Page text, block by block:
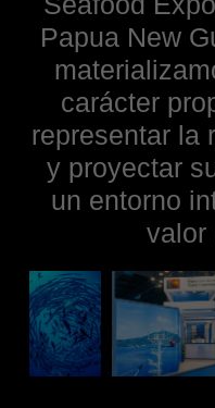
Papua New
carácter
representar la
y proyectar
un entorno
valor